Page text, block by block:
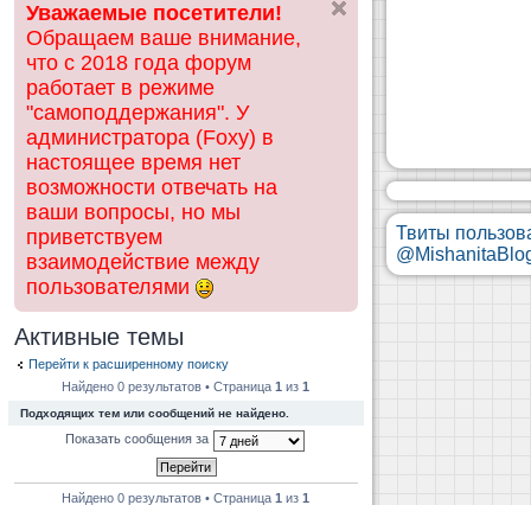
ск
Уважаемые посетители!
Обращаем ваше внимание,
что с 2018 года форум
работает в режиме
"самоподдержания". У
администратора (Foxy) в
настоящее время нет
возможности отвечать на
ваши вопросы, но мы
приветствуем
взаимодействие между
пользователями
Активные темы
Перейти к расширенному поиску
Найдено 0 результатов • Страница1 из1
Подходящих тем или сообщений не найдено.
Показать сообщения за
Найдено 0 результатов • Страница1 из1
Твиты